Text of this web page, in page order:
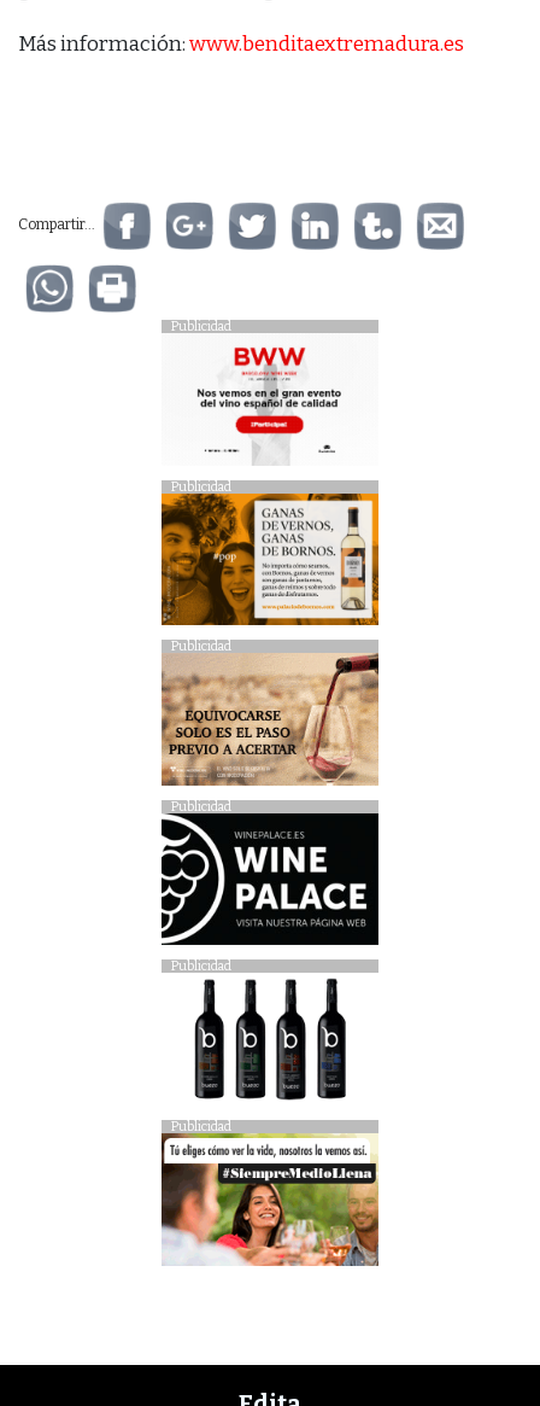
Más información:www.benditaextremadura.es
Compartir...
Publicidad
Publicidad
Publicidad
Publicidad
Publicidad
Publicidad